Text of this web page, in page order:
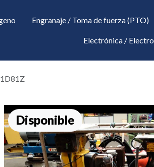
Engranaje / Toma de fuerza (PTO)
Electrónica / Electro
Disponible